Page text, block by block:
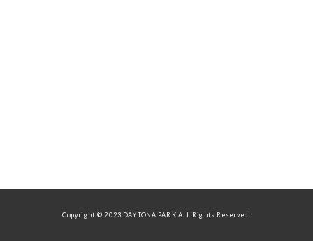
Copyright © 2023 DAYTONA PARK ALL Rights Reserved.